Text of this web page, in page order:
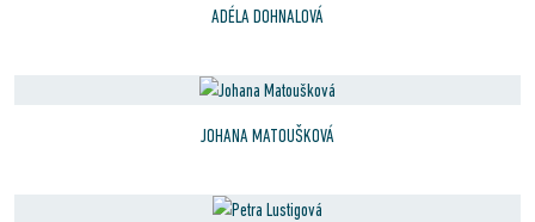
ADÉLA DOHNALOVÁ
JOHANA MATOUŠKOVÁ